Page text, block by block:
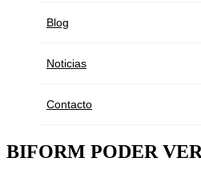
Blog
Noticias
Contacto
BIFORM PODER